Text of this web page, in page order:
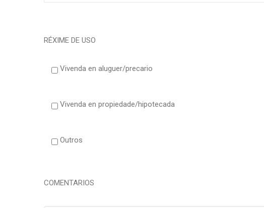
RÉXIME DE USO
Vivenda en aluguer/precario
Vivenda en propiedade/hipotecada
Outros
COMENTARIOS